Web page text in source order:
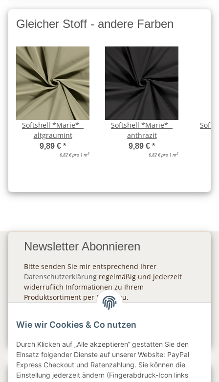
Gleicher Stoff - andere Farben
Softshell *Marie* -
altgraumint
9,89 € *
6,82 € pro 1 m2
Softshell *Marie* -
anthrazit
9,89 € *
6,82 € pro 1 m2
Newsletter Abonnieren
Bitte senden Sie mir entsprechend Ihrer
Datenschutzerklärung regelmäßig und jederzeit
widerruflich Informationen zu Ihrem
Produktsortiment per E-Mail zu.
Gesetzliche Informationen
Wie wir Cookies & Co nutzen
Durch Klicken auf „Alle akzeptieren“ gestatten Sie den
Einsatz folgender Dienste auf unserer Website: PayPal
Express Checkout und Ratenzahlung. Sie können die
Einstellung jederzeit ändern (Fingerabdruck-Icon links